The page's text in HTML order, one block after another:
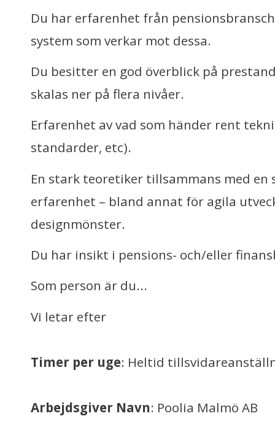
Du har erfarenhet från
system som verkar mot dessa.
Du besitter en god överblick på
skalas ner på flera nivåer.
Erfarenhet av vad som händer rent
standarder, etc).
En stark teoretiker tillsammans med en
erfarenhet – bland annat för agila
designmönster.
Du har insikt i pensions- och/eller
Som person är du...
Vi letar efter
Timer per uge: Heltid
Arbejdsgiver Navn: Poolia Malmö AB